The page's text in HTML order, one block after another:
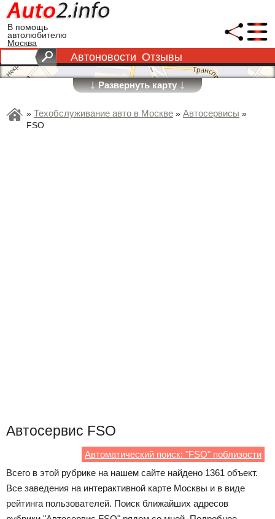
В помощь
автолюбителю
Москва
Автоновости Отзывы
↓Развернуть карту↓
» Техобслуживание авто в Москве » Автосервисы »
FSO
Автосервис FSO
Автоматический поиск: "FSO" поблизости
Всего в этой рубрике на нашем сайте найдено 1361 объект.
Все заведения на интерактивной карте Москвы и в виде
рейтинга пользователей. Поиск ближайших адресов